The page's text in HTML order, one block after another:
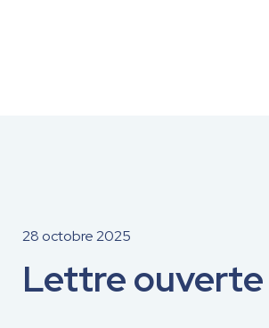
Lettre ouverte
28 octobre 2025